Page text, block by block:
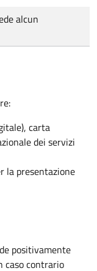
alcun
carta
dei servizi
la presentazione
positivamente
caso contrario